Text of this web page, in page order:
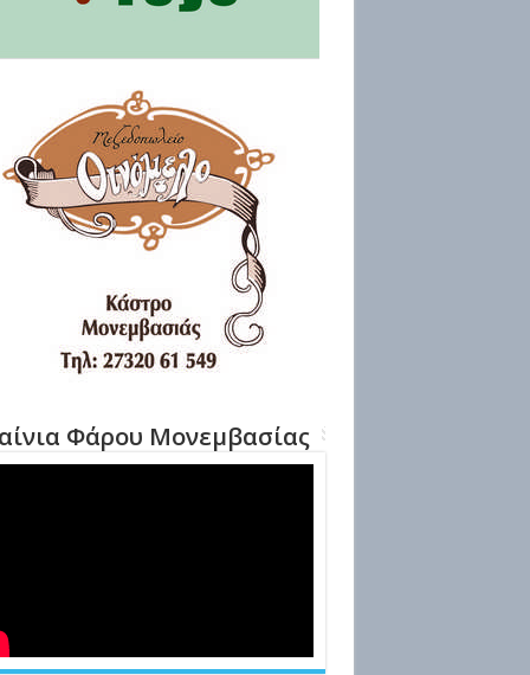
Φάρου Μονεμβασίας